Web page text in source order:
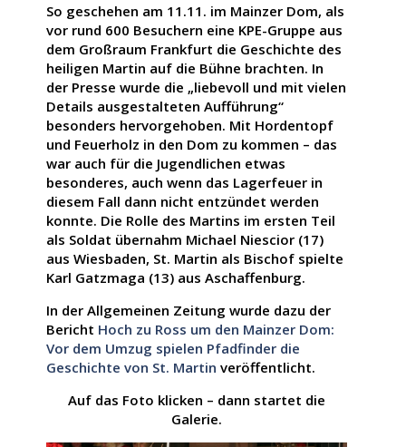
So geschehen am 11.11. im Mainzer Dom, als
vor rund 600 Besuchern eine KPE-Gruppe aus
dem Großraum Frankfurt die Geschichte des
heiligen Martin auf die Bühne brachten. In
der Presse wurde die „liebevoll und mit vielen
Details ausgestalteten Aufführung“
besonders hervorgehoben. Mit Hordentopf
und Feuerholz in den Dom zu kommen – das
war auch für die Jugendlichen etwas
besonderes, auch wenn das Lagerfeuer in
diesem Fall dann nicht entzündet werden
konnte. Die Rolle des Martins im ersten Teil
als Soldat übernahm Michael Niescior (17)
aus Wiesbaden, St. Martin als Bischof spielte
Karl Gatzmaga (13) aus Aschaffenburg.
In der Allgemeinen Zeitung wurde dazu der
Bericht Hoch zu Ross um den Mainzer Dom:
Vor dem Umzug spielen Pfadfinder die
Geschichte von St. Martin veröffentlicht.
Auf das Foto klicken – dann startet die
Galerie.